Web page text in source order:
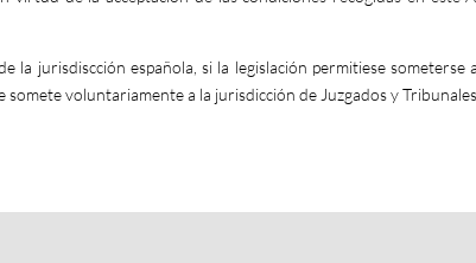
la jurisdiscción española, si la legislación permitiese
voluntariamente a la jurisdicción de Juzgados y